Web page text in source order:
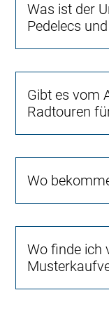
Was ist der
Pedelecs
Gibt es vom
Radtouren
Wo
Wo finde ich